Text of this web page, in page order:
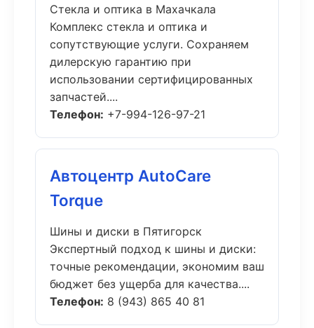
Стекла и оптика в Махачкала
Комплекс стекла и оптика и
сопутствующие услуги. Сохраняем
дилерскую гарантию при
использовании сертифицированных
запчастей....
Телефон: +7-994-126-97-21
Автоцентр AutoCare
Torque
Шины и диски в Пятигорск
Экспертный подход к шины и диски:
точные рекомендации, экономим ваш
бюджет без ущерба для качества....
Телефон: 8 (943) 865 40 81